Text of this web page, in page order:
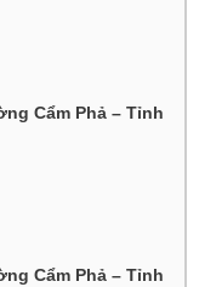
Cẩm Phả – Tỉnh
Cẩm Phả – Tỉnh